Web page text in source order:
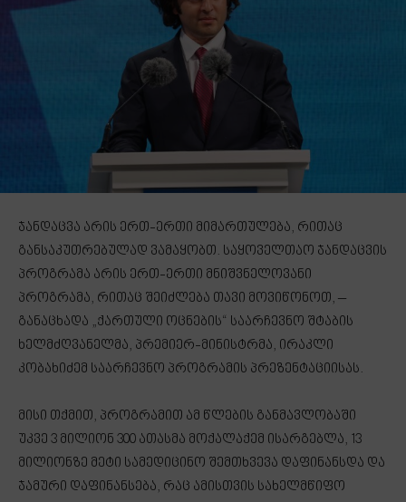
ჯანდაცვა არის ერთ-ერთი მიმართულება, რითაც
განსაკუთრებულად ვამაყობთ. საყოველთაო ჯანდაცვის
პროგრამა არის ერთ-ერთი მნიშვნელოვანი
პროგრამა, რითაც შეიძლება თავი მოვიწონოთ, –
განაცხადა „ქართული ოცნების“ საარჩევნო შტაბის
ხელმძღვანელმა, პრემიერ-მინისტრმა, ირაკლი
კობახიძემ საარჩევნო პროგრამის პრეზენტაციისას.
მისი თქმით, პროგრამით ამ წლების განმავლობაში
უკვე 3 მილიონ 300 ათასმა მოქალაქემ ისარგებლა, 13
მილიონზე მეტი სამედიცინო შემთხვევა დაფინანსდა და
ჯამური დაფინანსება, რაც ამისთვის სახელმწიფო